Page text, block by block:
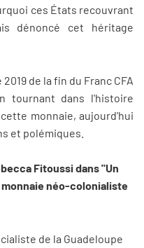
ces États recouvrant
dénoncé cet héritage
de la fin du Franc CFA
tournant dans l'histoire
monnaie, aujourd'hui
et polémiques.
Fitoussi dans "Un
monnaie néo-colonialiste
de la Guadeloupe